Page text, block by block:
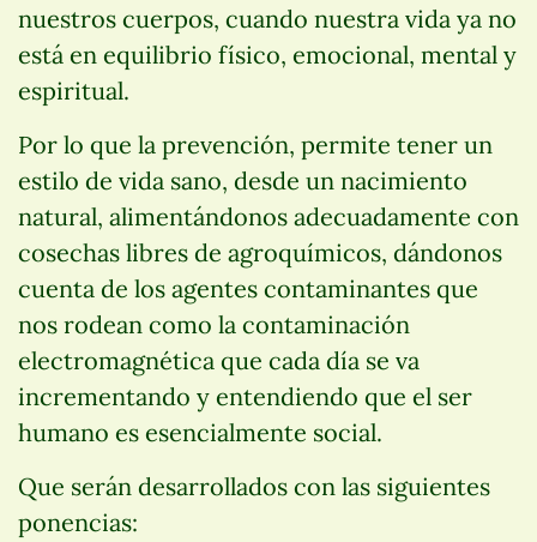
nuestros cuerpos, cuando nuestra vida ya no
está en equilibrio físico, emocional, mental y
espiritual.
Por lo que la prevención, permite tener un
estilo de vida sano, desde un nacimiento
natural, alimentándonos adecuadamente con
cosechas libres de agroquímicos, dándonos
cuenta de los agentes contaminantes que
nos rodean como la contaminación
electromagnética que cada día se va
incrementando y entendiendo que el ser
humano es esencialmente social.
Que serán desarrollados con las siguientes
ponencias: